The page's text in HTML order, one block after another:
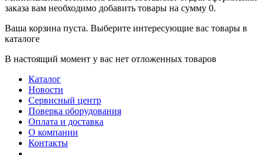
заказа вам необходимо добавить товары на сумму 0.
Ваша корзина пуста. Выберите интересующие вас товары в
каталоге
В настоящий момент у вас нет отложенных товаров
Каталог
Новости
Сервисный центр
Поверка оборудования
Оплата и доставка
О компании
Контакты